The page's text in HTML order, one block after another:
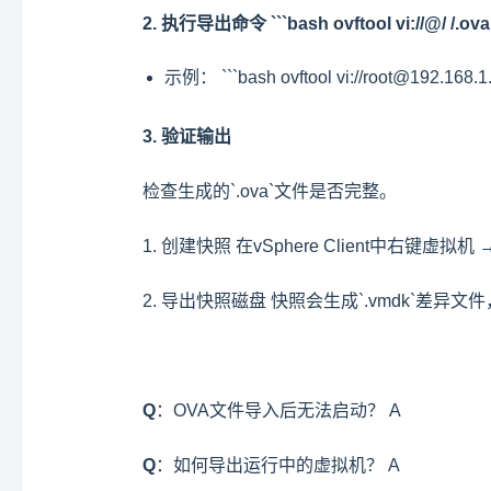
2. 执行导出命令 ```bash ovftool vi://@/ /
示例： ```bash ovftool vi://
3. 验证输出
检查生成的`.ova`文件是否完整。
1. 创建快照 在vSphere Client中右键虚拟机
2. 导出快照磁盘 快照会生成`.vmdk`差异文
Q：OVA文件导入后无法启动？ A
Q：如何导出运行中的虚拟机？ A